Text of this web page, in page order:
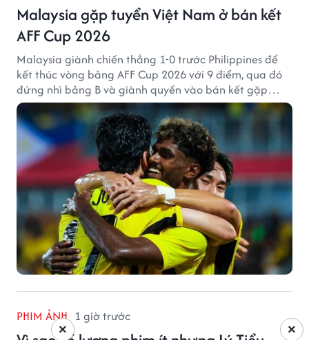
Malaysia gặp tuyển Việt Nam ở bán kết
AFF Cup 2026
Malaysia giành chiến thắng 1-0 trước Philippines để
kết thúc vòng bảng AFF Cup 2026 với 9 điểm, qua đó
đứng nhì bảng B và giành quyền vào bán kết gặp
tuyển Việt Nam.
PHIM ẢNH 1 giờ trước
×
×